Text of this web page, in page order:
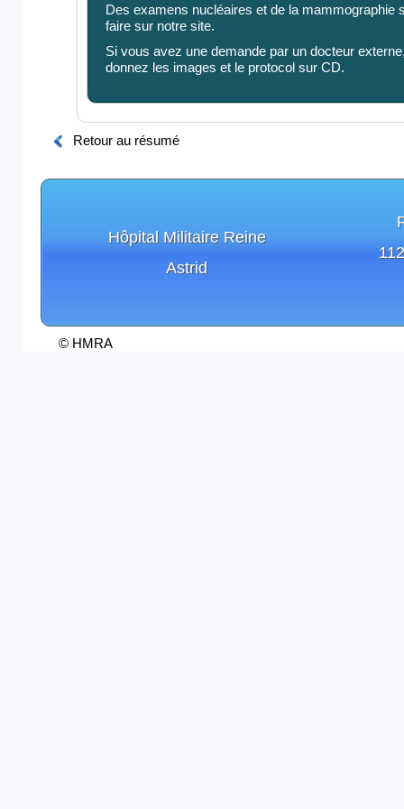
Des examens nucléaires et de la mammographie
faire sur notre site.
Si vous avez une demande par un docteur
donnez les images et le protocol sur CD.
Retour au résumé
Hôpital Militaire Reine
Astrid
© HMRA